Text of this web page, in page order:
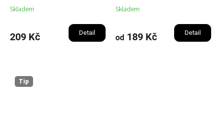
Skladem
209 Kč Detail
Skladem
od 189 Kč Detail
Tip